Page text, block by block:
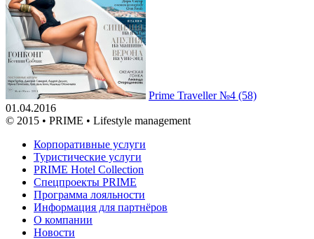
Prime Traveller №4 (58)
01.04.2016
© 2015 • PRIME • Lifestyle management
Корпоративные услуги
Туристические услуги
PRIME Hotel Collection
Спецпроекты PRIME
Программа лояльности
Информация для партнёров
О компании
Новости